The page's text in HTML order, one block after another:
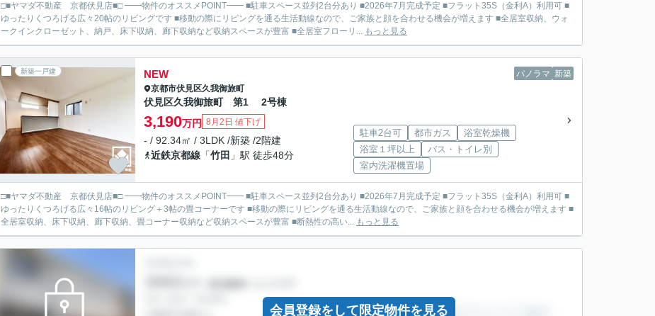
□■ヤマダ不動産 京都伏見店■□ ━━物件のオススメPOINT━━ ■駐車スペース並列2台分あり ■2026年7月完成予定 ■フラット35S（金利A）利用可 ■
ゆったりくつろげる広々20帖のリビングです ■移動の際にリビングを通る生活動線なので、ご家族と顔を合わせる機会が増えます ■全居室収納、ウォ
ークインクローゼット、納戸、床下収納、廊下収納など収納スペースが豊富 ■全居室フローリ... もっと見る
新築一戸建 パノラマ 新築
NEW
京都市伏見区久我御旅町
伏見区久我御旅町 第1 2号棟
3,190万円 8月2日 値下げ
- / 92.34㎡ / 3LDK /新築 /2階建
近鉄京都線 「竹田 」駅 徒歩48分
駐車2台可 都市ガス
浴室乾燥機
浴室１坪以上
バス・トイレ別
室内洗濯機置場
□■ヤマダ不動産 京都伏見店■□ ━━物件のオススメPOINT━━ ■駐車スペース並列2台分あり ■2026年7月完成予定 ■フラット35S（金利A）利用可 ■
ゆったりくつろげる広々16帖のリビング＋3帖の畳コーナーです ■移動の際にリビングを通る生活動線なので、ご家族と顔を合わせる機会が増えます ■
全居室収納、床下収納、廊下収納、畳コーナー収納など収納スペースが豊富 ■断熱性の高い... もっと見る
会員登録をして限定物件を見る